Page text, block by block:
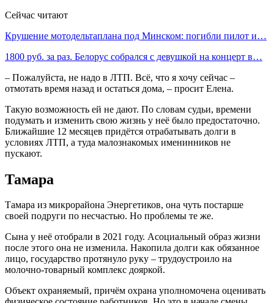
Сейчас читают
Крушение мотодельтаплана под Минском: погибли пилот и…
1800 руб. за раз. Белорус собрался с девушкой на концерт в…
– Пожалуйста, не надо в ЛТП. Всё, что я хочу сейчас –
отмотать время назад и остаться дома, – просит Елена.
Такую возможность ей не дают. По словам судьи, времени
подумать и изменить свою жизнь у неё было предостаточно.
Ближайшие 12 месяцев придётся отрабатывать долги в
условиях ЛТП, а туда малознакомых именинников не
пускают.
Тамара
Тамара из микрорайона Энергетиков, она чуть постарше
своей подруги по несчастью. Но проблемы те же.
Сына у неё отобрали в 2021 году. Асоциальный образ жизни
после этого она не изменила. Накопила долги как обязанное
лицо, государство протянуло руку – трудоустроило на
молочно-товарный комплекс дояркой.
Объект охраняемый, причём охрана уполномочена оценивать